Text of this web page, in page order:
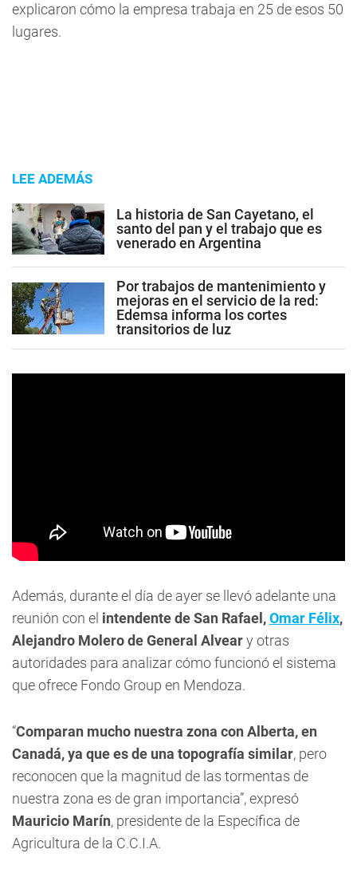
explicaron cómo la empresa trabaja en 25 de esos 50
lugares.
LEE ADEMÁS
La historia de San Cayetano, el
santo del pan y el trabajo que es
venerado en Argentina
Por trabajos de mantenimiento y
mejoras en el servicio de la red:
Edemsa informa los cortes
transitorios de luz
Además, durante el día de ayer se llevó adelante una
reunión con el intendente de San Rafael,Omar Félix,
Alejandro Molero de General Alveary otras
autoridades para analizar cómo funcionó el sistema
que ofrece Fondo Group en Mendoza.
“Comparan mucho nuestra zona con Alberta, en
Canadá, ya que es de una topografía similar, pero
reconocen que la magnitud de las tormentas de
nuestra zona es de gran importancia”, expresó
Mauricio Marín, presidente de la Específica de
Agricultura de la C.C.I.A.